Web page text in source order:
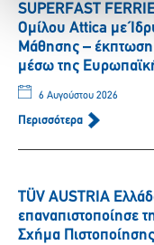
SUPERFAST
Ομίλου Attica με
Μάθησης – έκπτωση
μέσω της
6 Αυγούστου 2026
Περισσότερα
TÜV AUSTRIA
επαναπιστοποίησε
Σχήμα